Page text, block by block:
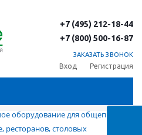
+7 (495) 212-18-44
+7 (800) 500-16-87
ЗАКАЗАТЬ ЗВОНОК
Вход Регистрация
оборудование для общепита
ресторанов, столовых